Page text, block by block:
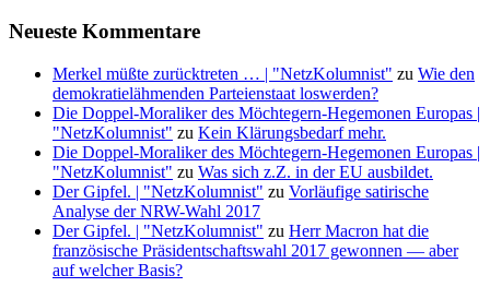
Neueste Kommentare
Merkel müßte zurücktreten … | "NetzKolumnist" zu Wie den
demokratielähmenden Parteienstaat loswerden?
Die Doppel-Moraliker des Möchtegern-Hegemonen Europas |
"NetzKolumnist" zu Kein Klärungsbedarf mehr.
Die Doppel-Moraliker des Möchtegern-Hegemonen Europas |
"NetzKolumnist" zu Was sich z.Z. in der EU ausbildet.
Der Gipfel. | "NetzKolumnist" zu Vorläufige satirische
Analyse der NRW-Wahl 2017
Der Gipfel. | "NetzKolumnist" zu Herr Macron hat die
französische Präsidentschaftswahl 2017 gewonnen — aber
auf welcher Basis?